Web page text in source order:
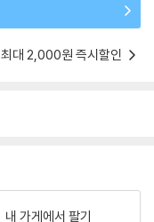
최대 2,000원 즉시할인
내 가게에서 팔기